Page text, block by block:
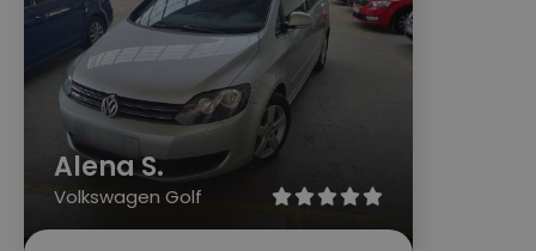

Alena S.
Volkswagen Golf